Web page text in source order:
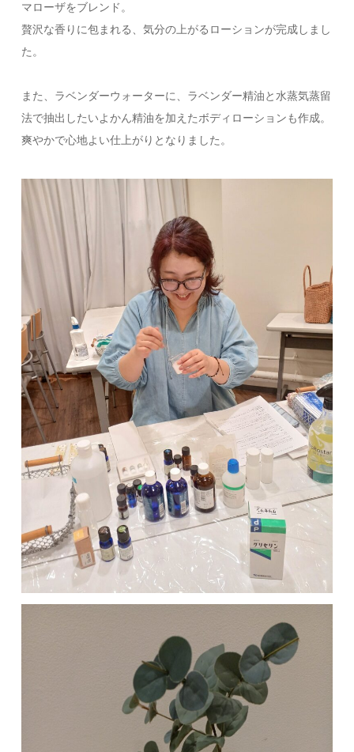
マローザをブレンド。
贅沢な香りに包まれる、気分の上がるローションが完成しまし
た。
また、ラベンダーウォーターに、ラベンダー精油と水蒸気蒸留
法で抽出したいよかん精油を加えたボディローションも作成。
爽やかで心地よい仕上がりとなりました。